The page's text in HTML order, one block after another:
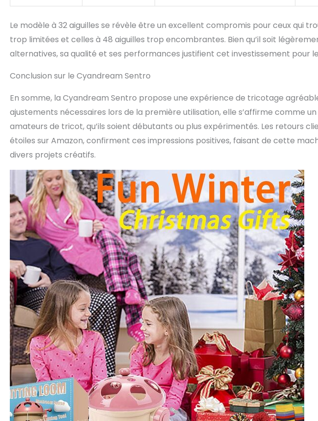
Le modèle à 32 aiguilles se révèle être un excellent compromis pour ceux qui
trop limitées et celles à 48 aiguilles trop encombrantes. Bien qu’il soit
alternatives, sa qualité et ses performances justifient cet investissement pour
Conclusion sur le Cyandream Sentro
En somme, la Cyandream Sentro propose une expérience de tricotage
ajustements nécessaires lors de la première utilisation, elle s’affirme comme
amateurs de tricot, qu’ils soient débutants ou plus expérimentés. Les retours
étoiles sur Amazon, confirment ces impressions positives, faisant de cette
divers projets créatifs.